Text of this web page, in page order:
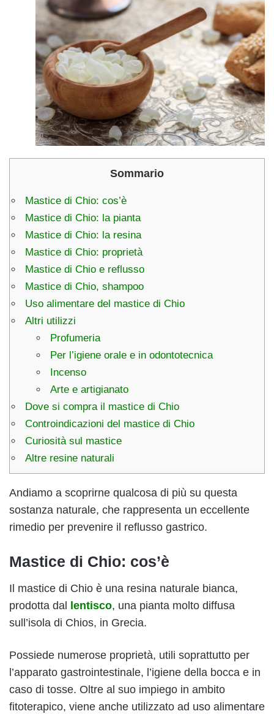
Sommario
Mastice di Chio: cos’è
Mastice di Chio: la pianta
Mastice di Chio: la resina
Mastice di Chio: proprietà
Mastice di Chio e reflusso
Mastice di Chio, shampoo
Uso alimentare del mastice di Chio
Altri utilizzi
Profumeria
Per l’igiene orale e in odontotecnica
Incenso
Arte e artigianato
Dove si compra il mastice di Chio
Controindicazioni del mastice di Chio
Curiosità sul mastice
Altre resine naturali
Andiamo a scoprirne qualcosa di più su questa
sostanza naturale, che rappresenta un eccellente
rimedio per prevenire il reflusso gastrico.
Mastice di Chio: cos’è
Il mastice di Chio è una resina naturale bianca,
prodotta dal
lentisco, una pianta molto diffusa
sull’isola di Chios, in Grecia.
Possiede numerose proprietà, utili soprattutto per
l’apparato gastrointestinale, l’igiene della bocca e in
caso di tosse. Oltre al suo impiego in ambito
fitoterapico, viene anche utilizzato ad uso alimentare